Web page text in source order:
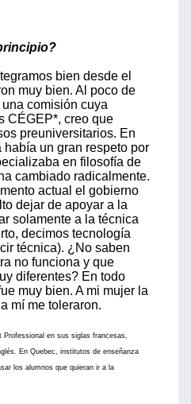
bien desde el
muy bien. Al poco de
una comisión cuya
CÉGEP*, creo que
preuniversitarios. En
un gran respeto por
en filosofía de
cambiado radicalmente.
actual el gobierno
dejar de apoyar a la
solamente a la técnica
decimos tecnología
técnica). ¿No saben
no funciona y que
diferentes? En todo
muy bien. A mi mujer la
mí me toleraron.
Professional en sus siglas francesas,
En Quebec, institutos de enseñanza
los alumnos que quieran ir a la